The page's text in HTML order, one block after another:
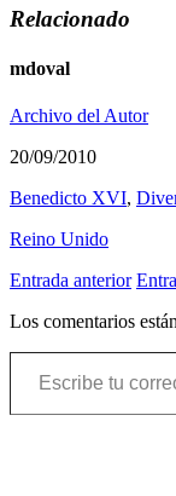
Relacionado
mdoval
Archivo del Autor
20/09/2010
Benedicto XVI,
Reino Unido
Entrada anterior
Los comentarios
Escribe tu correo electrónico…